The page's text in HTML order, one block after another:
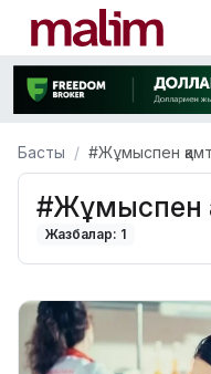
Басты #Жұмыспен
#Жұмыспен
Жазбалар: 1